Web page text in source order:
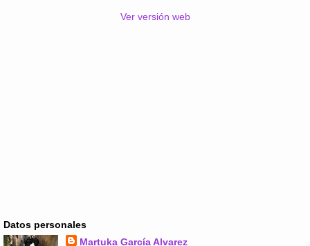
Ver versión web
Datos personales
Martuka García Alvarez